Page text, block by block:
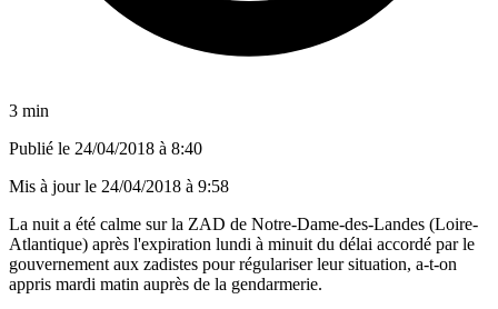
3 min
Publié le 24/04/2018 à 8:40
Mis à jour le 24/04/2018 à 9:58
La nuit a été calme sur la ZAD de Notre-Dame-des-Landes (Loire-
Atlantique) après l'expiration lundi à minuit du délai accordé par le
gouvernement aux zadistes pour régulariser leur situation, a-t-on
appris mardi matin auprès de la gendarmerie.